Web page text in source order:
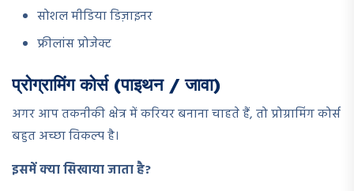
सोशल मीडिया डिज़ाइनर
फ्रीलांस प्रोजेक्ट
प्रोग्रामिंग कोर्स (पाइथन / जावा)
अगर आप तकनीकी क्षेत्र में करियर बनाना चाहते हैं, तो प्रोग्रामिंग कोर्स
बहुत अच्छा विकल्प है।
इसमें क्या सिखाया जाता है?